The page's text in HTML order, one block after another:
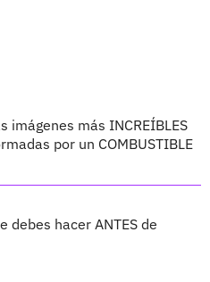
imágenes más INCREÍBLES
por un COMBUSTIBLE
debes hacer ANTES de